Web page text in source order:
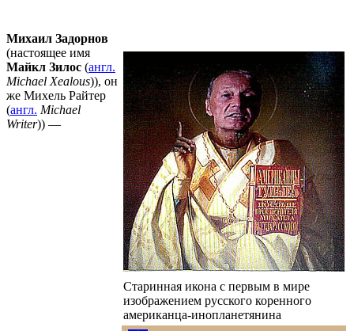
Старинная икона с первым в мире
изображением русского коренного
американца-инопланетянина
Михаил Задорнов
(настоящее имя
Майкл Зилос (англ.
Michael Xealous)), он
же Михель Райтер
(англ. Michael
Writer)) —